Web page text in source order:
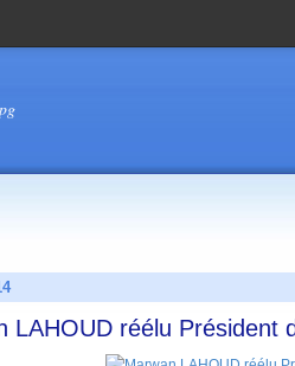
LAHOUD réélu Président